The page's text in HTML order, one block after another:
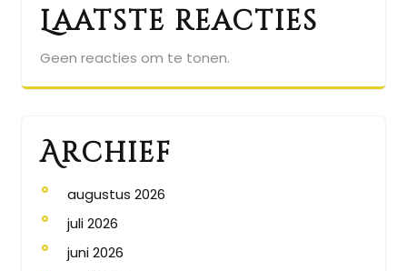
Laatste reacties
Geen reacties om te tonen.
Archief
augustus 2026
juli 2026
juni 2026